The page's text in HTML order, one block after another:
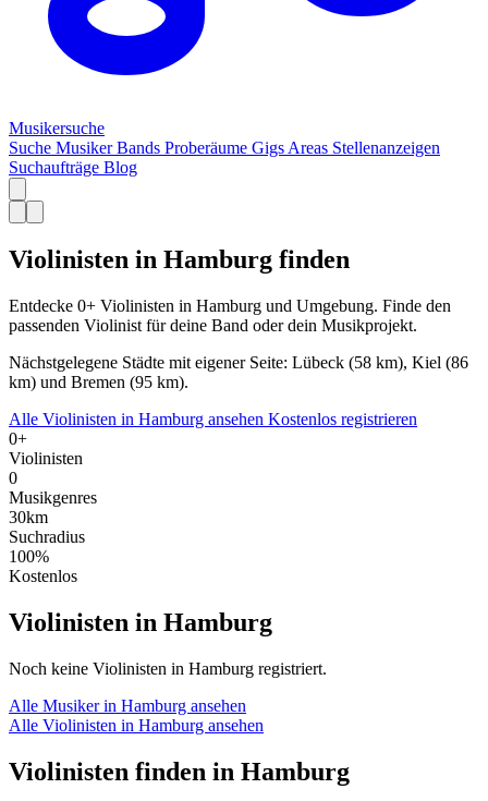
Musikersuche
Suche MusikerBands Proberäume Gigs Areas Stellenanzeigen
Suchaufträge Blog
Violinisten in Hamburg finden
Entdecke 0+ Violinisten in Hamburg und Umgebung. Finde den
passenden Violinist für deine Band oder dein Musikprojekt.
Nächstgelegene Städte mit eigener Seite: Lübeck (58 km), Kiel (86
km) und Bremen (95 km).
Alle Violinisten in Hamburg ansehen Kostenlos registrieren
0+
Violinisten
0
Musikgenres
30km
Suchradius
100%
Kostenlos
Violinisten in Hamburg
Noch keine Violinisten in Hamburg registriert.
Alle Musiker in Hamburg ansehen
Alle Violinisten in Hamburg ansehen
Violinisten finden in Hamburg